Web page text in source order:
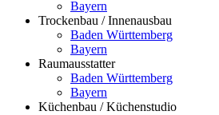
Bayern
Trockenbau / Innenausbau
Baden Württemberg
Bayern
Raumausstatter
Baden Württemberg
Bayern
Küchenbau / Küchenstudio